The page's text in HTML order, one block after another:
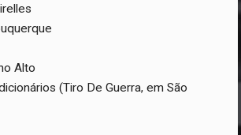
Alto
(Tiro De Guerra, em São